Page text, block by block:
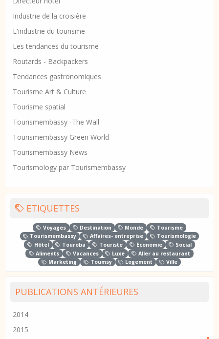
Industrie de la croisière
L'industrie du tourisme
Les tendances du tourisme
Routards - Backpackers
Tendances gastronomiques
Tourisme Art & Culture
Tourisme spatial
Tourismembassy -The Wall
Tourismembassy Green World
Tourismembassy News
Tourismology par Tourismembassy
ETIQUETTES
Voyages Destination Monde
Tourisme
Tourismembassy
Affaires- entreprise
Tourismologie
Hôtel
Touroba Touriste Économie
Social
Aliments
Vacances Luxe
Aller au restaurant
Marketing
Toumsy Logement Ville
PUBLICATIONS ANTÉRIEURES
2014
2015